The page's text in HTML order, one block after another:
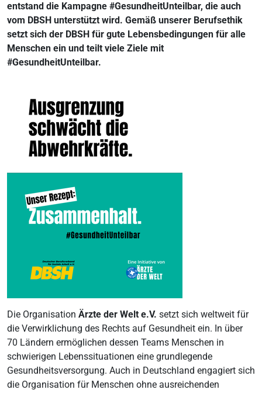
entstand die Kampagne #GesundheitUnteilbar, die auch
vom DBSH unterstützt wird. Gemäß unserer Berufsethik
setzt sich der DBSH für gute Lebensbedingungen für alle
Menschen ein und teilt viele Ziele mit
#GesundheitUnteilbar.
Die Organisation Ärzte der Welt e.V. setzt sich weltweit für
die Verwirklichung des Rechts auf Gesundheit ein. In über
70 Ländern ermöglichen dessen Teams Menschen in
schwierigen Lebenssituationen eine grundlegende
Gesundheitsversorgung. Auch in Deutschland engagiert sich
die Organisation für Menschen ohne ausreichenden